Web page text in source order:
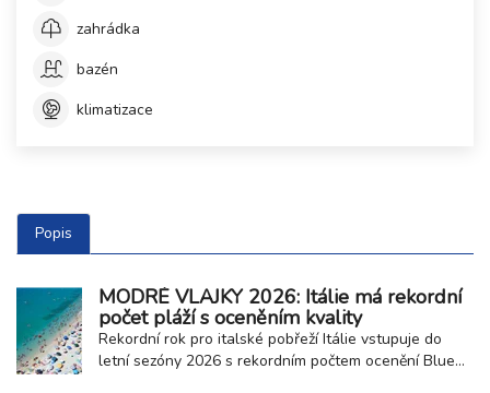
zahrádka
bazén
klimatizace
Popis
MODRÉ VLAJKY 2026: Itálie má rekordní
počet pláží s oceněním kvality
Rekordní rok pro italské pobřeží Itálie vstupuje do
letní sezóny 2026 s rekordním počtem ocenění Blue